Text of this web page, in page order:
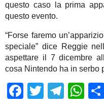
questo caso la prima
questo evento.
“Forse faremo
speciale” dice Reggie
aspettare il 7 dicembre
cosa Nintendo ha in serbo
Facebook
Twitter